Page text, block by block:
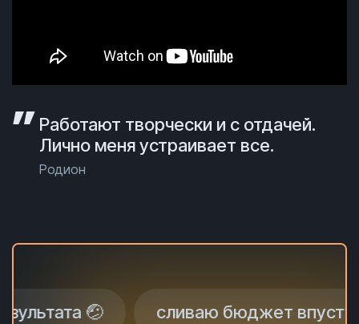
Работают творчески и с отдачей.
Лично меня устраивает все.
Родион
сливаю бюджет впустую 😫